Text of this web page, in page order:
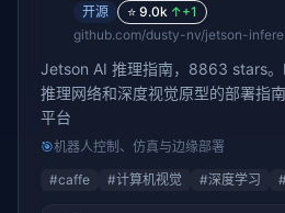
开源 ⭐ 9.0k ↑+1
github.com/dusty-nv/jetson-
Jetson AI 推理指南，8863 stars
推理网络和深度视觉原型的部署指
平台
🎯机器人控制、仿真与边缘部署
#caffe #计算机视觉 #深度学习 #